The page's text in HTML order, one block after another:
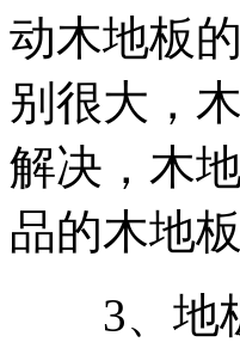
动木地板
别很大，
解决，木
品的木地
3、地